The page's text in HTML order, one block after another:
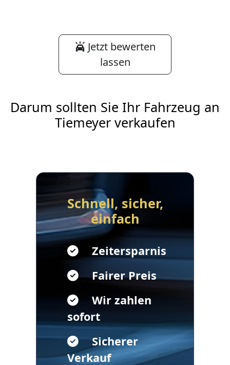
Jetzt bewerten
lassen
Darum sollten Sie Ihr Fahrzeug an
Tiemeyer verkaufen
Schnell, sicher,
einfach
Zeitersparnis
Fairer Preis
Wir zahlen
sofort
Sicherer
Verkauf